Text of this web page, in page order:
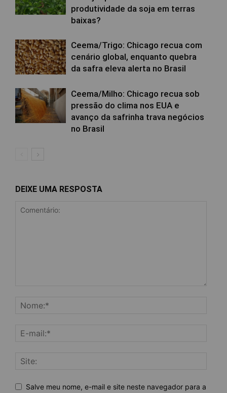
produtividade da soja em terras
baixas?
Ceema/Trigo: Chicago recua com
cenário global, enquanto quebra
da safra eleva alerta no Brasil
Ceema/Milho: Chicago recua sob
pressão do clima nos EUA e
avanço da safrinha trava negócios
no Brasil
DEIXE UMA RESPOSTA
Salve meu nome, e-mail e site neste navegador para a